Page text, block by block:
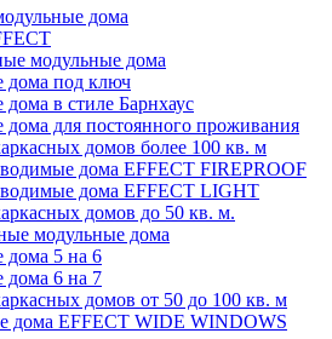
дома
модульные дома
дома под ключ
в стиле Барнхаус
дома для постоянного проживания
домов более 100 кв. м
дома EFFECT FIREPROOF
дома EFFECT LIGHT
домов до 50 кв. м.
модульные дома
дома 5 на 6
дома 6 на 7
домов от 50 до 100 кв. м
дома EFFECT WIDE WINDOWS